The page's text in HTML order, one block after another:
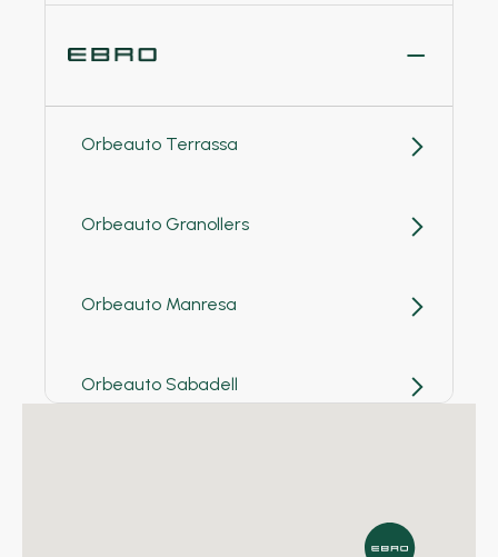
Orbeauto Terrassa
Orbeauto Granollers
Orbeauto Manresa
Orbeauto Sabadell